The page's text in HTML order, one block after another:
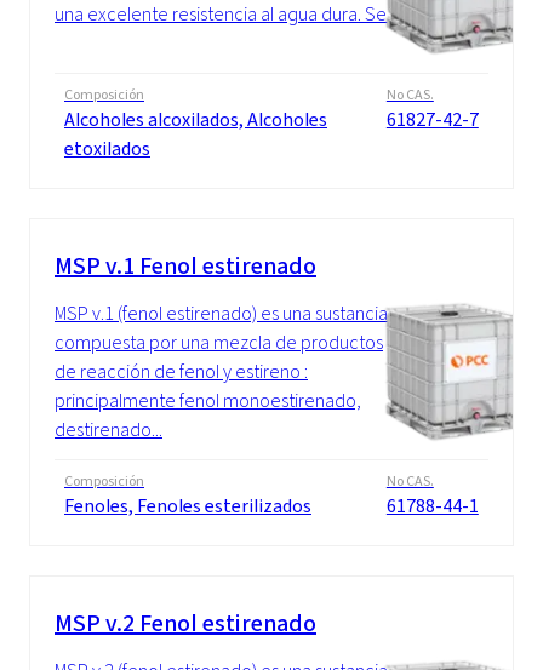
una excelente resistencia al agua dura. Se...
Composición
Alcoholes alcoxilados, Alcoholes
etoxilados
No CAS.
61827-42-7
MSP v.1 Fenol estirenado
MSP v.1 (fenol estirenado) es una sustancia
compuesta por una mezcla de productos
de reacción de fenol y estireno :
principalmente fenol monoestirenado,
destirenado...
Composición
Fenoles, Fenoles esterilizados
No CAS.
61788-44-1
MSP v.2 Fenol estirenado